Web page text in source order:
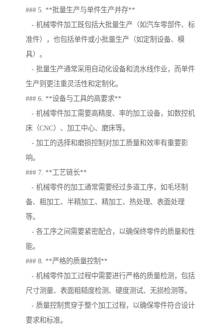
### 5. **批量生产与单件生产并存**
- 机械零件加工既包括大批量生产（如汽车零部件、标
准件），也包括单件或小批量生产（如定制设备、模
具）。
- 批量生产通常采用自动化设备和流水线作业，而单件
生产则更注重灵活性和定制化。
### 6. **设备与工具的高要求**
- 机械零件加工需要高精度、率的加工设备，如数控机
床（CNC）、加工中心、磨床等。
- 加工的选择和磨损控制对加工质量和效率有重要影
响。
### 7. **工艺链长**
- 机械零件的加工通常需要经过多道工序，如毛坯制
备、粗加工、半精加工、精加工、热处理、表面处理
等。
- 各工序之间需要紧密配合，以确保终零件的质量和性
能。
### 8. **严格的质量控制**
- 机械零件加工过程中需要进行严格的质量检测，包括
尺寸测量、表面粗糙度检测、硬度测试、无损检测等。
- 质量控制贯穿于整个加工过程，以确保零件符合设计
要求和标准。